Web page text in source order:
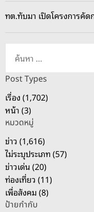
ทต.ทับมา เปิดโครงการคั
ห
สำ
ห
รั
บ
:
Post Types
เรื่อง (1,702)
หน้า (3)
หมวดหมู่
ข่าว (1,616)
ไม่ระบุประเภท (57)
ข่าวเด่น (20)
ท่องเที่ยว (11)
เพื่อสังคม (8)
ป้ายกำกับ